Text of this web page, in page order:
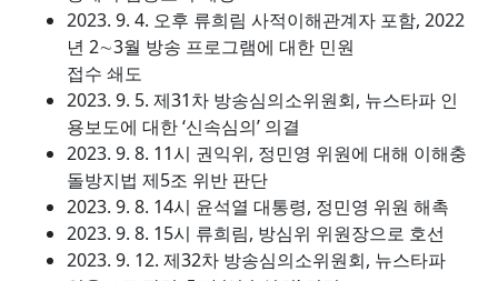
2023. 9. 4. 오후 류희림 사적이해관계자 포함, 2022
년 2∼3월 방송 프로그램에 대한 민원
접수 쇄도
2023. 9. 5. 제31차 방송심의소위원회, 뉴스타파 인
용보도에 대한 ‘신속심의’ 의결
2023. 9. 8. 11시 권익위, 정민영 위원에 대해 이해충
돌방지법 제5조 위반 판단
2023. 9. 8. 14시 윤석열 대통령, 정민영 위원 해촉
2023. 9. 8. 15시 류희림, 방심위 위원장으로 호선
2023. 9. 12. 제32차 방송심의소위원회, 뉴스타파